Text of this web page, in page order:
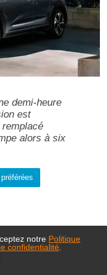
demi-heure
est
alors à six
notre Politique
confidentialité